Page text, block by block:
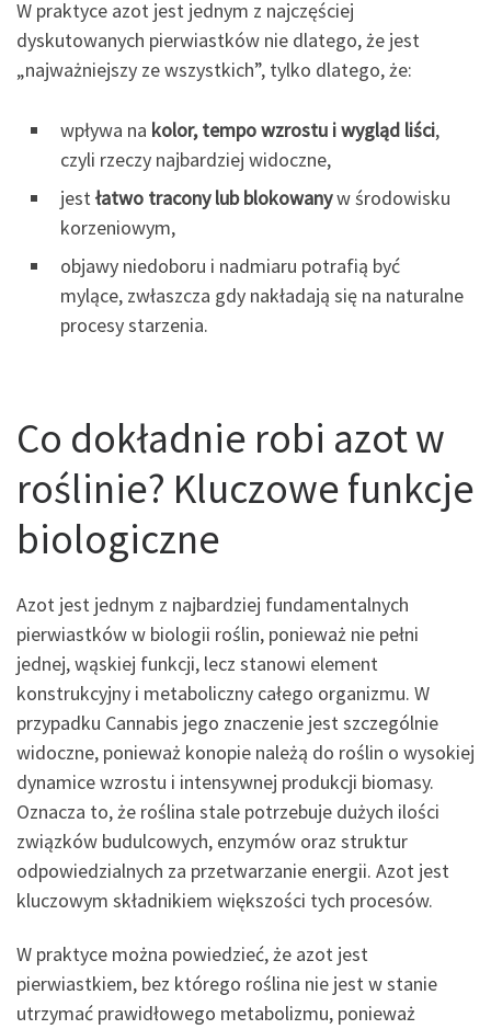
W praktyce azot jest jednym z najczęściej
dyskutowanych pierwiastków nie dlatego, że jest
„najważniejszy ze wszystkich”, tylko dlatego, że:
wpływa na kolor, tempo wzrostu i wygląd liści,
czyli rzeczy najbardziej widoczne,
jestłatwo tracony lub blokowanyw środowisku
korzeniowym,
objawy niedoboru i nadmiaru potrafią być
mylące, zwłaszcza gdy nakładają się na naturalne
procesy starzenia.
Co dokładnie robi azot w
roślinie? Kluczowe funkcje
biologiczne
Azot jest jednym z najbardziej fundamentalnych
pierwiastków w biologii roślin, ponieważ nie pełni
jednej, wąskiej funkcji, lecz stanowi element
konstrukcyjny i metaboliczny całego organizmu. W
przypadku Cannabis jego znaczenie jest szczególnie
widoczne, ponieważ konopie należą do roślin o wysokiej
dynamice wzrostu i intensywnej produkcji biomasy.
Oznacza to, że roślina stale potrzebuje dużych ilości
związków budulcowych, enzymów oraz struktur
odpowiedzialnych za przetwarzanie energii. Azot jest
kluczowym składnikiem większości tych procesów.
W praktyce można powiedzieć, że azot jest
pierwiastkiem, bez którego roślina nie jest w stanie
utrzymać prawidłowego metabolizmu, ponieważ